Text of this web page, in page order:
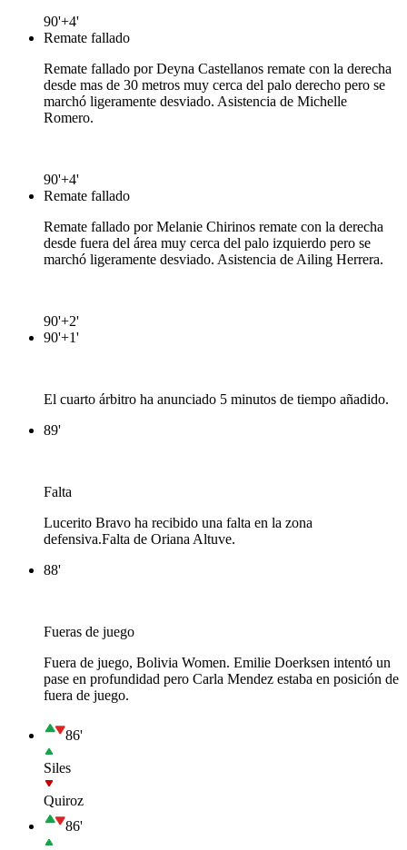
90'+4'
Remate fallado
Remate fallado por Deyna Castellanos remate con la derecha
desde mas de 30 metros muy cerca del palo derecho pero se
marchó ligeramente desviado. Asistencia de Michelle
Romero.
90'+4'
Remate fallado
Remate fallado por Melanie Chirinos remate con la derecha
desde fuera del área muy cerca del palo izquierdo pero se
marchó ligeramente desviado. Asistencia de Ailing Herrera.
90'+2'
90'+1'
El cuarto árbitro ha anunciado 5 minutos de tiempo añadido.
89'
Falta
Lucerito Bravo ha recibido una falta en la zona
defensiva.Falta de Oriana Altuve.
88'
Fueras de juego
Fuera de juego, Bolivia Women. Emilie Doerksen intentó un
pase en profundidad pero Carla Mendez estaba en posición de
fuera de juego.
86'
Siles
Quiroz
86'